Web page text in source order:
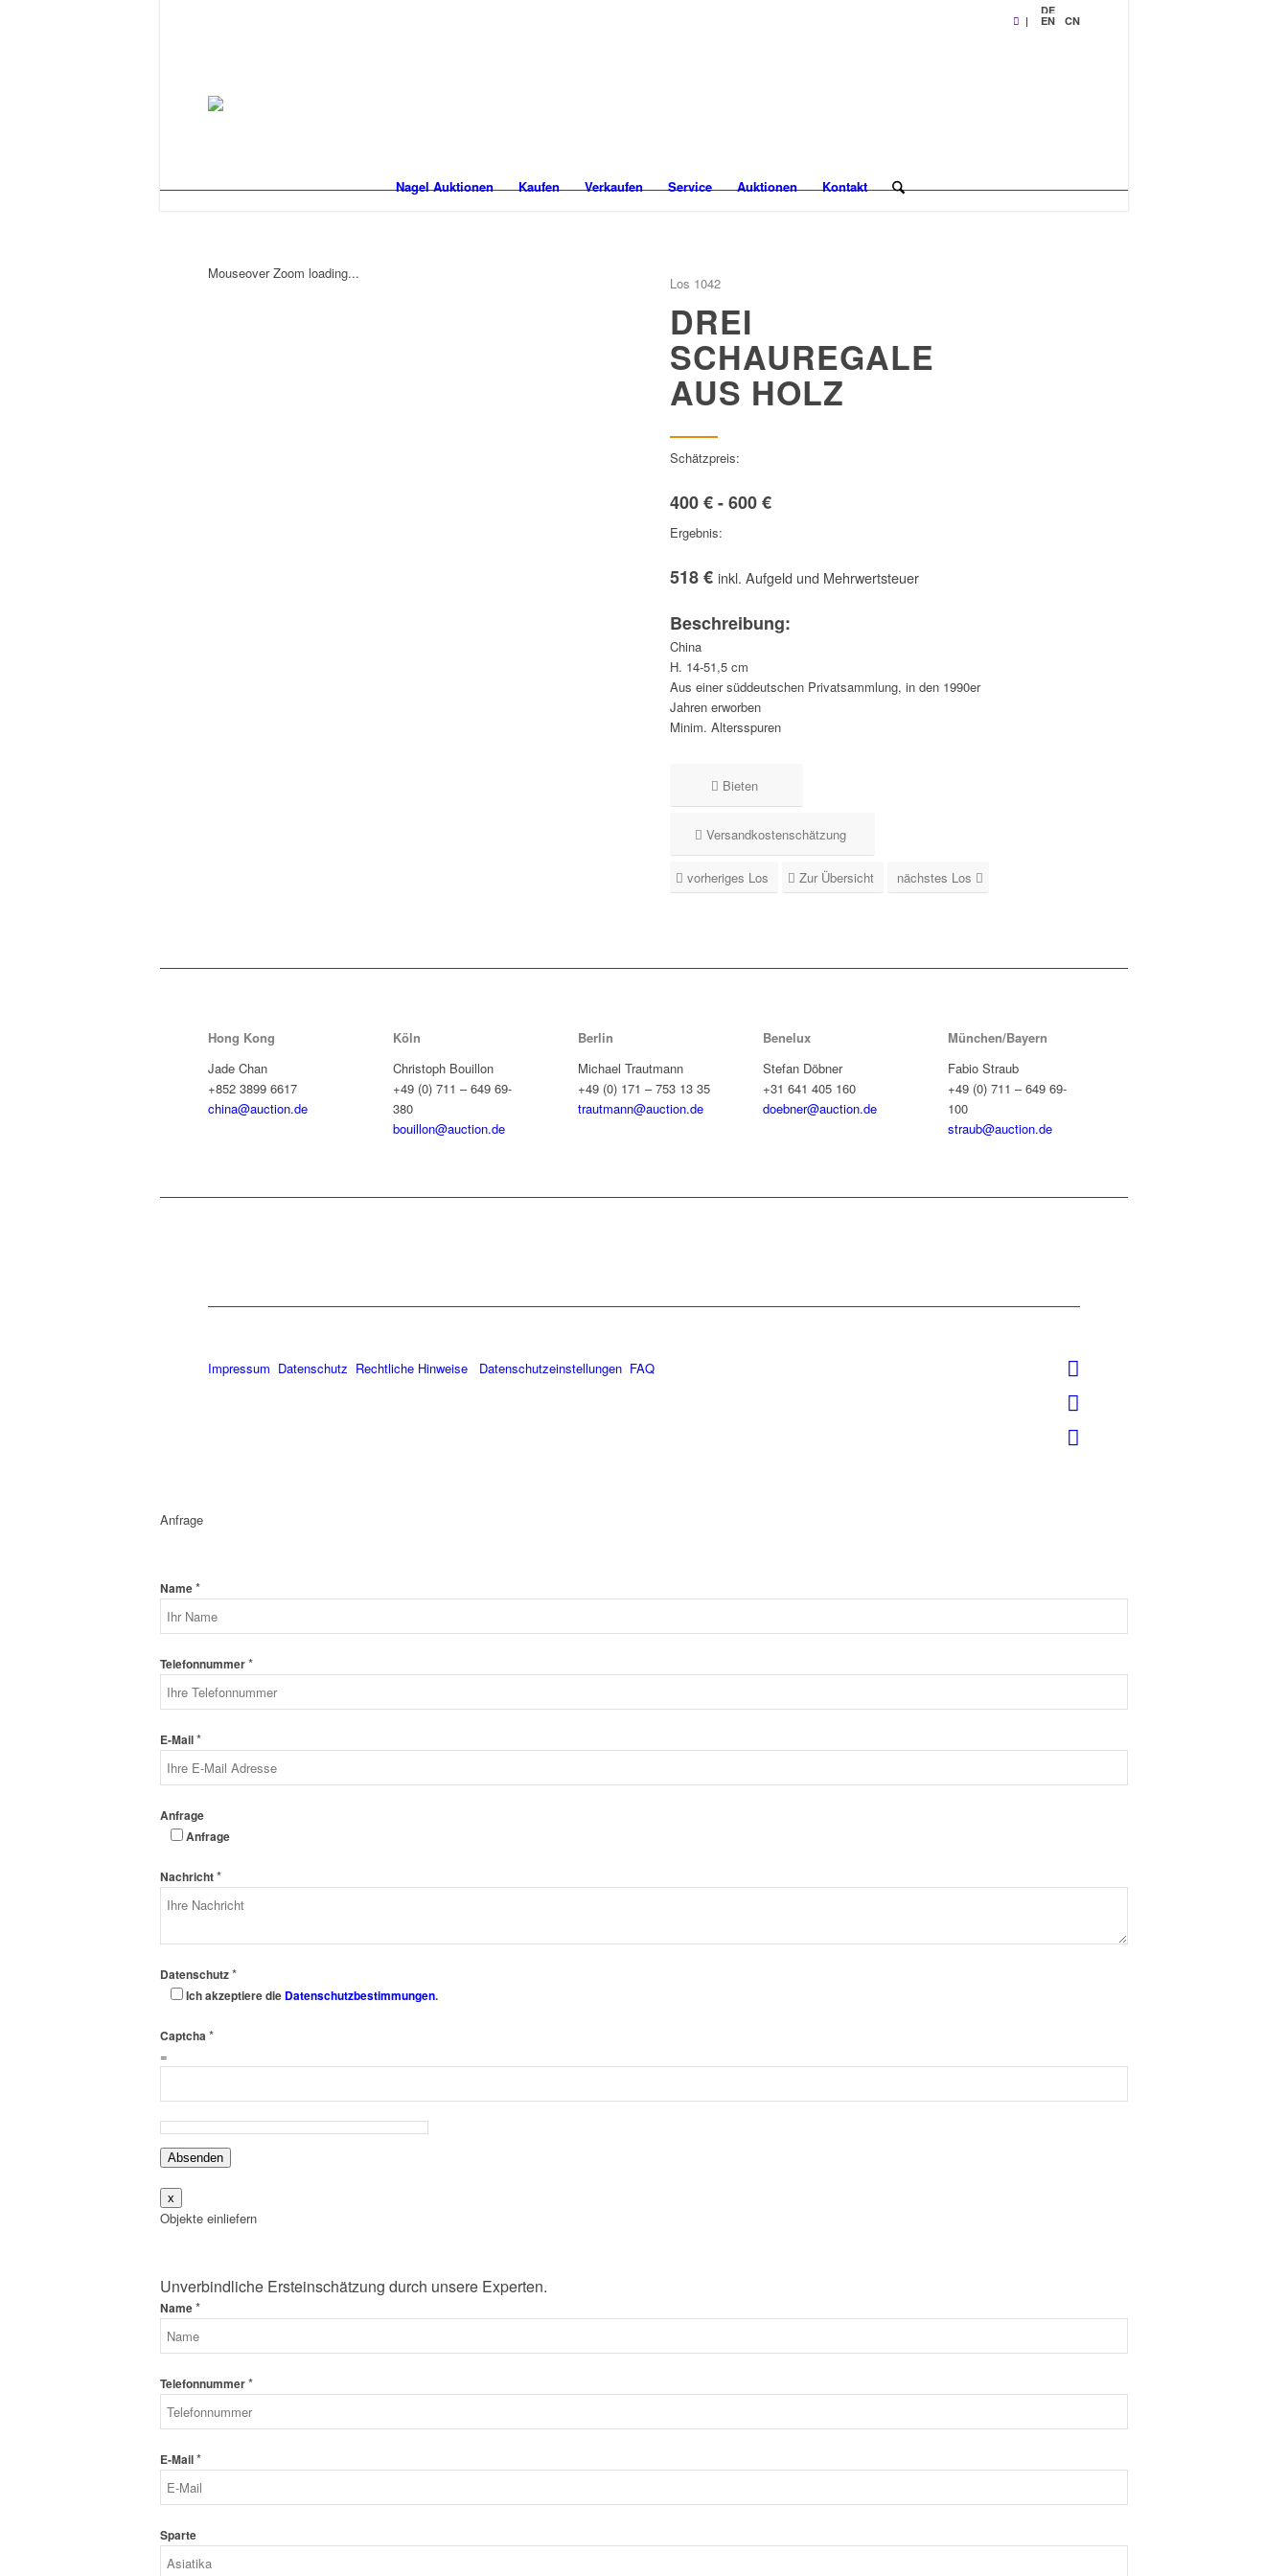
|
DE
EN CN
Nagel Auktionen Kaufen Verkaufen Service Auktionen Kontakt
Mouseover Zoom loading...
Los 1042
DREI
SCHAUREGALE
AUS HOLZ
Schätzpreis:
400 € - 600 €
Ergebnis:
518 € inkl. Aufgeld und Mehrwertsteuer
Beschreibung:
China
H. 14-51,5 cm
Aus einer süddeutschen Privatsammlung, in den 1990er
Jahren erworben
Minim. Altersspuren
Bieten
Versandkostenschätzung
vorheriges Los Zur Übersicht nächstes Los
Hong Kong
Jade Chan
+852 3899 6617
china@auction.de
Köln
Christoph Bouillon
+49 (0) 711 – 649 69-
380
bouillon@auction.de
Berlin
Michael Trautmann
+49 (0) 171 – 753 13 35
trautmann@auction.de
Benelux
Stefan Döbner
+31 641 405 160
doebner@auction.de
München/Bayern
Fabio Straub
+49 (0) 711 – 649 69-
100
straub@auction.de
Impressum Datenschutz Rechtliche Hinweise Datenschutzeinstellungen FAQ
Anfrage
Name*
Telefonnummer*
E-Mail*
Anfrage
Anfrage
Nachricht*
Datenschutz*
Ich akzeptiere die Datenschutzbestimmungen.
Captcha *
=
Absenden
x
Objekte einliefern
Unverbindliche Ersteinschätzung durch unsere Experten.
Name*
Telefonnummer*
E-Mail*
Sparte